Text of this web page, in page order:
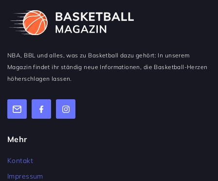
NBA, BBL und alles, was zu Basketball dazu gehört: In unserem
Magazin findet ihr ständig neue Informationen, die Basketball-Herzen
höherschlagen lassen.
Mehr
Kontakt
Impressum